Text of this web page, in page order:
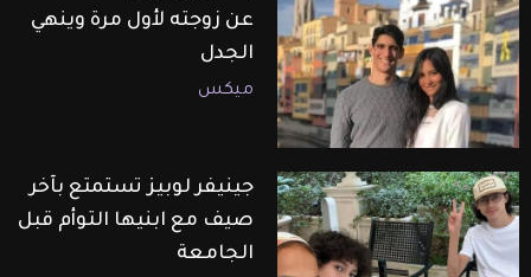
عن زوجته لأول مرة وينهي
الجدل
ميكس
جينيفر لوبيز تستمتع بآخر
صيف مع ابنيها التوأم قبل
الجامعة